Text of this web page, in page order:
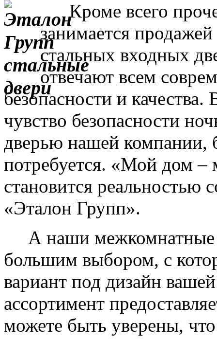
Кроме всего
занимается
стальных входных
отвечают всем
безопасности и
чувство безопасности
дверью нашей компании,
потребуется. «Мой дом –
становится реальностью
«Эталон Групп».
А наши межкомнатные
большим выбором, с
вариант под дизайн
ассортимент
можете быть уверены,